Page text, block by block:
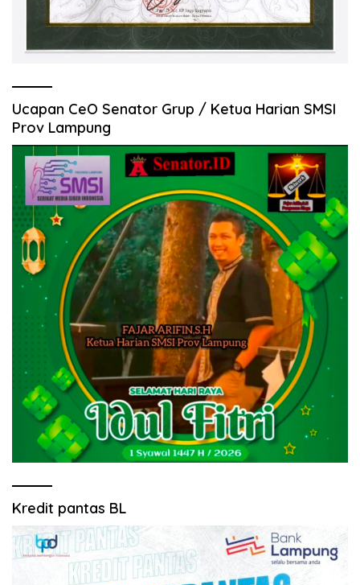
Ucapan CeO Senator Grup / Ketua Harian SMSI
Prov Lampung
Kredit pantas BL